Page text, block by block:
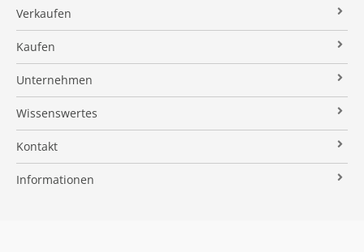
Verkaufen
Verkaufsanfrage
Referenzobjekte
Makleralleinauftrag
Wertermittlung
Verkaufsvorbereitung
Vermarktung
Kaufen
Immobilienangebote
Finanzierung
Suchauftrag
Unternehmen
Über uns
Kundenstimmen
Stielke-Facts
Kooperationspartner
Wissenswertes
Immobilien News
Immobilien ABC
Kontakt
Impressum
Informationen